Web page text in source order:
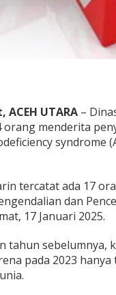
UTARA–
orang menderita
syndrome
tercatat ada 17
dan
17 Januari 2025.
tahun sebelumnya,
pada 2023